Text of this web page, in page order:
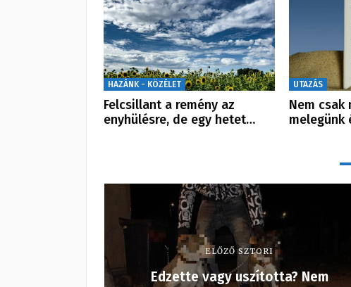
HAZÁNK - KÖZÉLET
Felcsillant a remény az
enyhülésre, de egy hetet…
UTAZÁS
Nem csak
melegünk
ELŐZŐ SZTORI
Edzette vagy uszította? Nem